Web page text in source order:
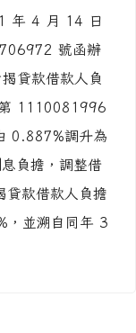
原桃園縣各鄉
擔利率僅調升
效，請查照轉
年 4 月 14 日
號函辦
貸款借款人負
1110081996
0.887%調升為
負擔，調整借